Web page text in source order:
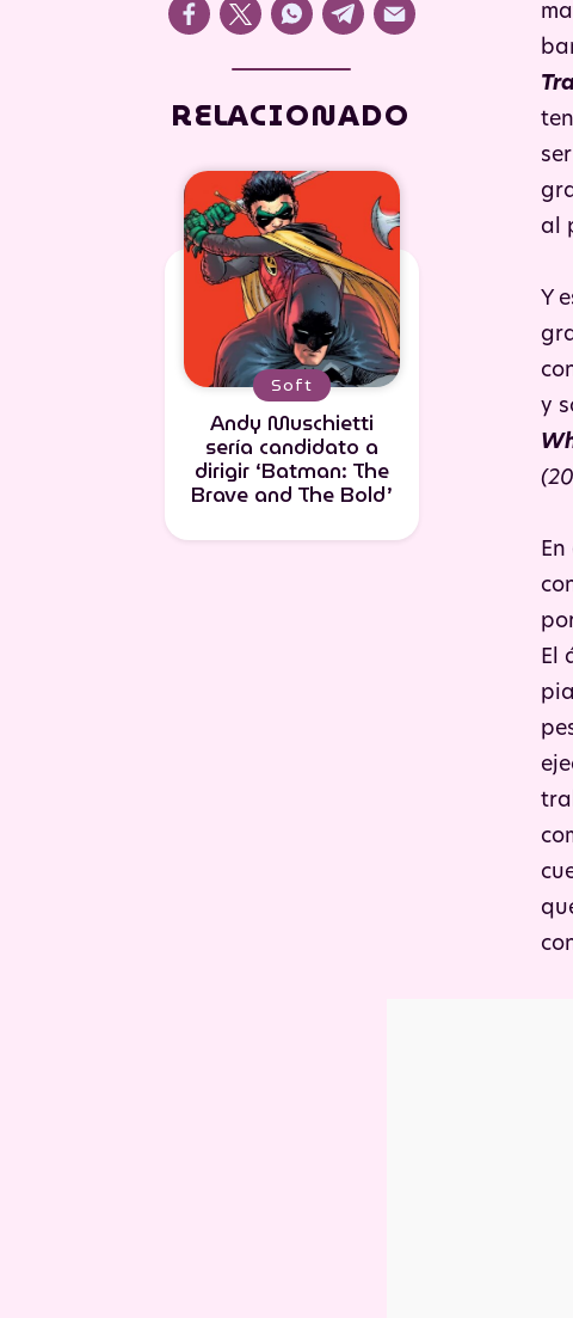
RELACIONADO
Soft
Andy Muschietti
sería candidato a
dirigir ‘Batman: The
Brave and The Bold’
al
Y
y
El